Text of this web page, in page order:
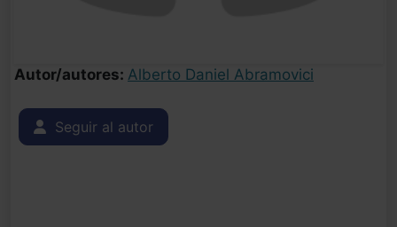
Autor/autores: Alberto Daniel Abramovici
Seguir al autor